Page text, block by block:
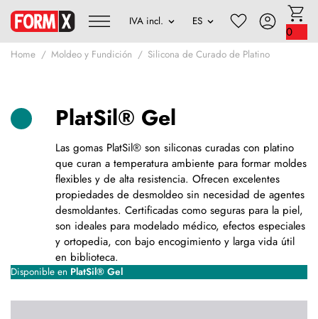
0
Home Moldeo y Fundición Silicona de Curado de Platino
PlatSil® Gel
Las gomas PlatSil® son siliconas curadas con platino
que curan a temperatura ambiente para formar moldes
flexibles y de alta resistencia. Ofrecen excelentes
propiedades de desmoldeo sin necesidad de agentes
desmoldantes. Certificadas como seguras para la piel,
son ideales para modelado médico, efectos especiales
y ortopedia, con bajo encogimiento y larga vida útil
en biblioteca.
Disponible en PlatSil® Gel